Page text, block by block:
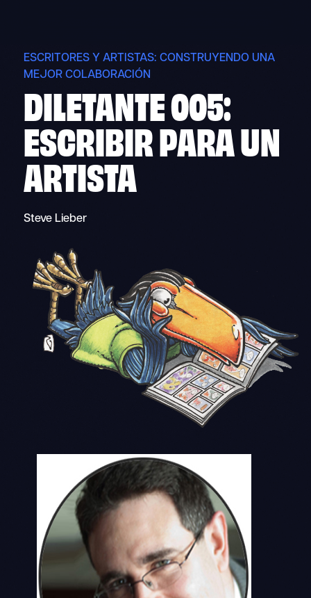
ESCRITORES Y ARTISTAS: CONSTRUYENDO UNA
MEJOR COLABORACIÓN
DILETANTE 005:
ESCRIBIR PARA UN
ARTISTA
Steve Lieber